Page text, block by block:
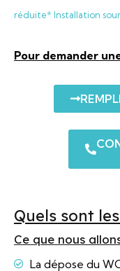
réduite* Installation
Pour demander
Quels sont
Ce que nous
La dépose du